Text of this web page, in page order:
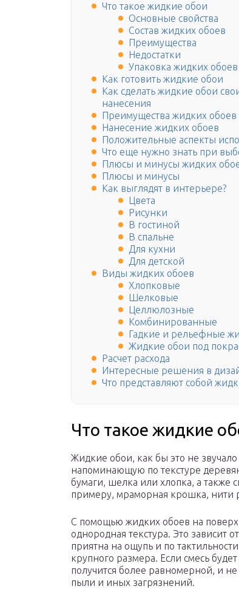
Что такое жидкие обои
Основные свойства
Состав жидких обоев
Преимущества
Недостатки
Упаковка жидких обоев
Как готовить жидкие обои
Как сделать жидкие обои
нанесения
Преимущества жидких обоев
Нанесение жидких обоев
Положительные аспекты
Что еще нужно знать при
Плюсы и минусы жидких
Плюсы и минусы
Как выглядят в интерьере?
Цвета
Рисунки
В гостиной
В спальне
Для кухни
Для детской
Виды жидких обоев
Хлопковые
Шелковые
Целлюлозные
Комбинированные
Гадкие и рельефные
Жидкие обои под
Расчет расхода
Интересные решения в
Что представляют собой
Что такое жидкие
Жидкие обои, как бы это не
напоминающую по текстуре
бумаги, шелка или хлопка, а также
примеру, мраморная крошка, нити
С помощью жидких обоев на
однородная текстура. Это зависит
приятна на ощупь и по
крупного размера. Если смесь
получится более равномерной, и не
пыли и иных загрязнений.